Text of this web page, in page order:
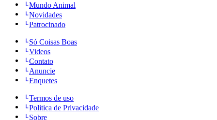
Mundo Animal
Novidades
Patrocinado
Só Coisas Boas
Videos
Contato
Anuncie
Enquetes
Termos de uso
Politica de Privacidade
Sobre